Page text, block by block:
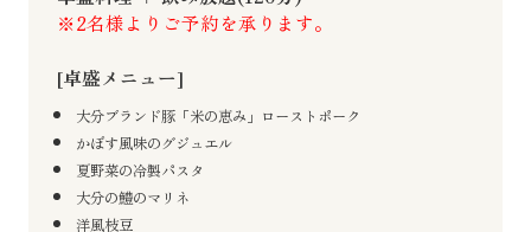
※2名様よりご予約を承ります。
[卓盛メニュー]
大分ブランド豚「米の恵み」 ローストポーク
かぼす風味のグジュエル
夏野菜の冷製パスタ
大分の鱧のマリネ
洋風枝豆